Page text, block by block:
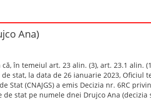
Ana)
în temeiul art. 23 alin. (3), art. 23.1 alin.
stat, la data de 26 ianuarie 2023,
Stat (CNAJGS) a emis Decizia nr. 6RC
stat pe numele dnei Drujco Ana (decizia